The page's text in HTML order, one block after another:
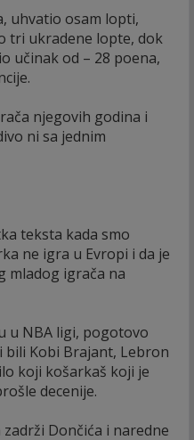
uhvatio osam lopti,
tri ukradene lopte, dok
učinak od – 28 poena,
njegovih godina i
ni sa jednim
teksta kada smo
ne igra u Evropi i da je
mladog igrača na
u NBA ligi, pogotovo
bili Kobi Brajant, Lebron
koji košarkaš koji je
decenije.
Dončića i naredne